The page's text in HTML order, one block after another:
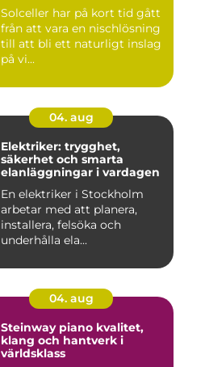
Solceller har på kort tid gått
från att vara en nischlösning
till att bli ett naturligt inslag
på vi...
04. aug
Elektriker: trygghet,
säkerhet och smarta
elanläggningar i vardagen
En elektriker i Stockholm
arbetar med att planera,
installera, felsöka och
underhålla ela...
04. aug
Steinway piano kvalitet,
klang och hantverk i
världsklass